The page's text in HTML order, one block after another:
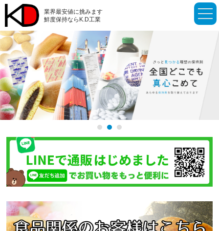
業界最安値に挑みます
鮮度保持ならK.D工業